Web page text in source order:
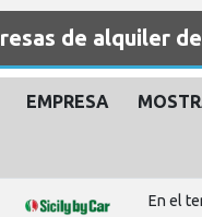
de alquiler
EMPRESA
En el